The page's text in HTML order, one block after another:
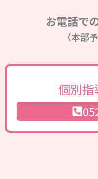
お電話で
（本部
個別指